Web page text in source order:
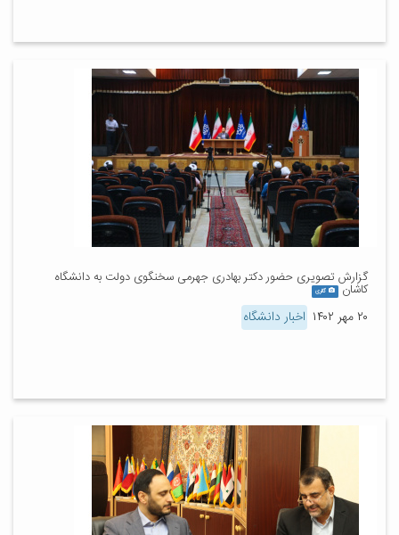
گزارش تصویری حضور دکتر بهادری جهرمی سخنگوی دولت به دانشگاه
کاشان گالری
۲۰ مهر ۱۴۰۲ اخبار دانشگاه